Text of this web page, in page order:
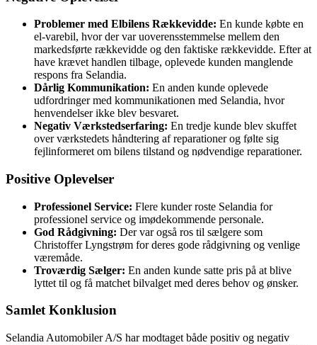
Problemer med Elbilens Rækkevidde: En kunde købte en
el-varebil, hvor der var uoverensstemmelse mellem den
markedsførte rækkevidde og den faktiske rækkevidde. Efter at
have krævet handlen tilbage, oplevede kunden manglende
respons fra Selandia.
Dårlig Kommunikation: En anden kunde oplevede
udfordringer med kommunikationen med Selandia, hvor
henvendelser ikke blev besvaret.
Negativ Værkstedserfaring: En tredje kunde blev skuffet
over værkstedets håndtering af reparationer og følte sig
fejlinformeret om bilens tilstand og nødvendige reparationer.
Positive Oplevelser
Professionel Service: Flere kunder roste Selandia for
professionel service og imødekommende personale.
God Rådgivning: Der var også ros til sælgere som
Christoffer Lyngstrøm for deres gode rådgivning og venlige
væremåde.
Troværdig Sælger: En anden kunde satte pris på at blive
lyttet til og få matchet bilvalget med deres behov og ønsker.
Samlet Konklusion
Selandia Automobiler A/S har modtaget både positiv og negativ